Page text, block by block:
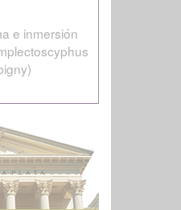
e inmersión